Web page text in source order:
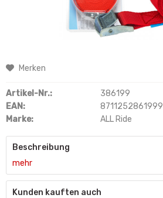
Merken
Artikel-Nr.:
386199
EAN:
8711252861999
Marke:
ALL Ride
Beschreibung
mehr
Kunden kauften auch